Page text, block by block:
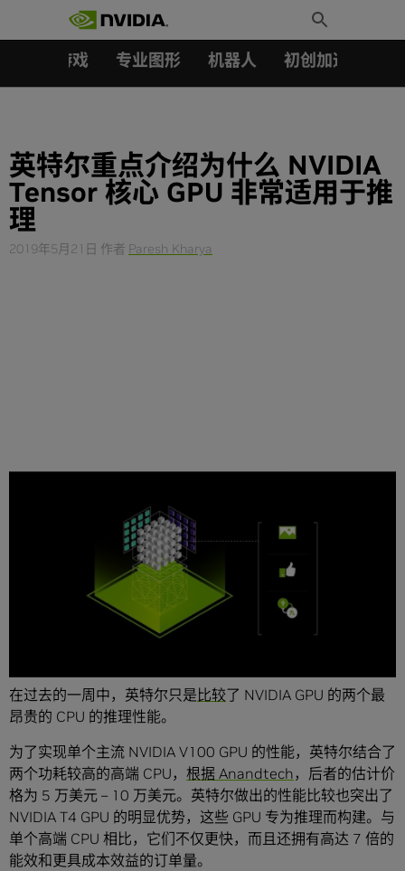
Toggle
Search
游戏 专业图形 机器人 初创加速会员成
英特尔重点介绍为什么 NVIDIA
Tensor 核心 GPU 非常适用于推
理
2019年5月21日 作者 Paresh Kharya
一家世界领先技术公司并不会每天都重点介绍其他公司的产
在过去的一周中，英特尔只是 比较了 NVIDIA GPU 的两个最
昂贵的 CPU 的推理性能。
为了实现单个主流 NVIDIA V100 GPU 的性能，英特尔结合了
两个功耗较高的高端 CPU， 根据 Anandtech，后者的估计价
格为 5 万美元 – 10 万美元。英特尔做出的性能比较也突出了
NVIDIA T4 GPU 的明显优势，这些 GPU 专为推理而构建。与
单个高端 CPU 相比，它们不仅更快，而且还拥有高达 7 倍的
能效和更具成本效益的订单量。